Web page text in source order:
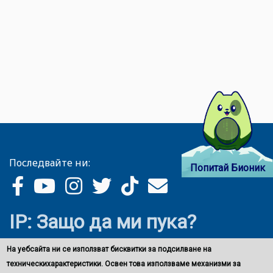
Попитай Бионик
Последвайте ни:
IP: Защо да ми пука?
На уебсайта ни се използват бисквитки за подсилване на
техническихарактеристики. Освен това използваме механизми за